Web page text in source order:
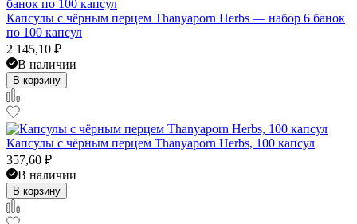
Капсулы с чёрным перцем Thanyaporn Herbs — набор 6 банок
по 100 капсул
2 145,10 ₽
В наличии
В корзину
Капсулы с чёрным перцем Thanyaporn Herbs, 100 капсул
357,60 ₽
В наличии
В корзину